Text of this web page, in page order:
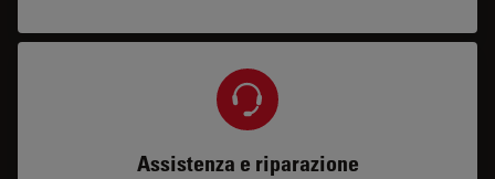
Assistenza e riparazione